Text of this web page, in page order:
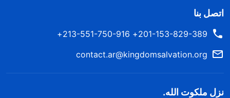
اتصل بنا
201-153-829-389+ 213-551-750-916+
contact.ar@kingdomsalvation.org
نزل ملكوت الله.